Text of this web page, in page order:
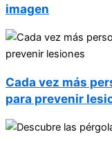
imagen
Cada vez más
para prevenir